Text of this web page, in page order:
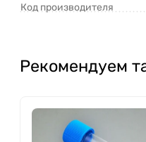
Код производителя
Рекомендуем